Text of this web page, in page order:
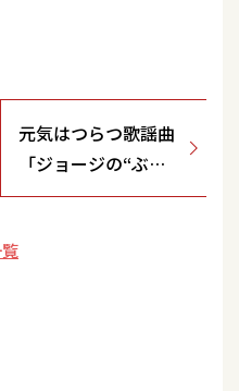
元気はつらつ歌謡曲
「ジョージの“ぶち
好きやけー”」#297